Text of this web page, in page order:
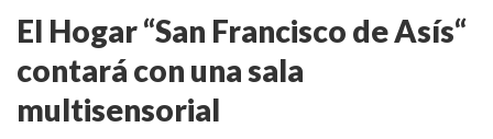
El Hogar “San Francisco de Asís“
contará con una sala
multisensorial